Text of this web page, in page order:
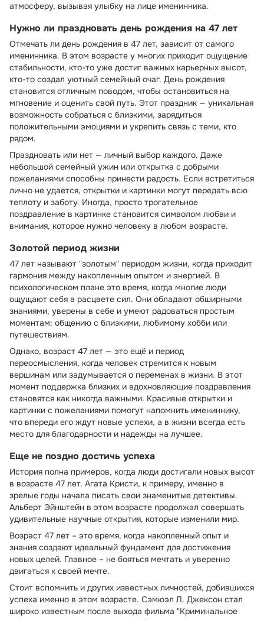
атмосферу, вызывая улыбку на лице именинника.
Нужно ли праздновать день рождения на 47 лет
Отмечать ли день рождения в 47 лет, зависит от самого
именинника. В этом возрасте у многих приходит ощущение
стабильности, кто-то уже достиг важных карьерных высот,
кто-то создал уютный семейный очаг. День рождения
становится отличным поводом, чтобы остановиться на
мгновение и оценить свой путь. Этот праздник — уникальная
возможность собраться с близкими, зарядиться
положительными эмоциями и укрепить связь с теми, кто
рядом.
Праздновать или нет — личный выбор каждого. Даже
небольшой семейный ужин или открытка с добрыми
пожеланиями способны принести радость. Если встретиться
лично не удается, открытки и картинки могут передать всю
теплоту и заботу. Иногда, просто трогательное
поздравление в картинке становится символом любви и
внимания, которое нужно человеку в любом возрасте.
Золотой период жизни
47 лет называют "золотым" периодом жизни, когда приходит
гармония между накопленным опытом и энергией. В
психологическом плане это время, когда многие люди
ощущают себя в расцвете сил. Они обладают обширными
знаниями, уверены в себе и умеют радоваться простым
моментам: общению с близкими, любимому хобби или
путешествиям.
Однако, возраст 47 лет — это ещё и период
переосмысления, когда человек стремится к новым
вершинам или задумывается о переменах в жизни. В этот
момент поддержка близких и вдохновляющие поздравления
становятся как никогда важными. Красивые открытки и
картинки с пожеланиями помогут напомнить имениннику,
что впереди его ждут новые успехи, а в жизни всегда есть
место для благодарности и надежды на лучшее.
Еще не поздно достичь успеха
История полна примеров, когда люди достигали новых высот
в возрасте 47 лет. Агата Кристи, к примеру, именно в
зрелые годы начала писать свои знаменитые детективы.
Альберт Эйнштейн в этом возрасте продолжал совершать
удивительные научные открытия, которые изменили мир.
Возраст 47 лет – это время, когда накопленный опыт и
знания создают идеальный фундамент для достижения
новых целей. Главное – не бояться мечтать и уверенно
двигаться к своей мечте.
Стоит вспомнить и других известных личностей, добившихся
успеха именно в этом возрасте. Сэмюэл Л. Джексон стал
широко известным после выхода фильма "Криминальное